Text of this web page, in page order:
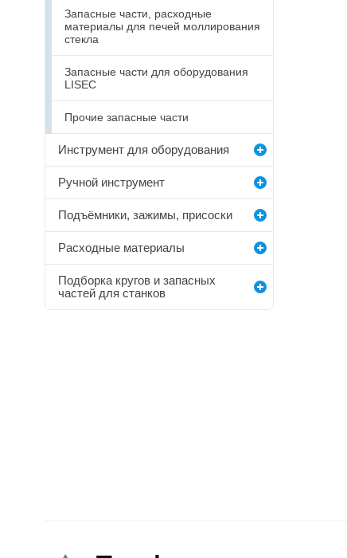
Запасные части, расходные
материалы для печей моллирования
стекла
Запасные части для оборудования
LISEC
Прочие запасные части
Инструмент для оборудования
Ручной инструмент
Подъёмники, зажимы, присоски
Расходные материалы
Подборка кругов и запасных
частей для станков